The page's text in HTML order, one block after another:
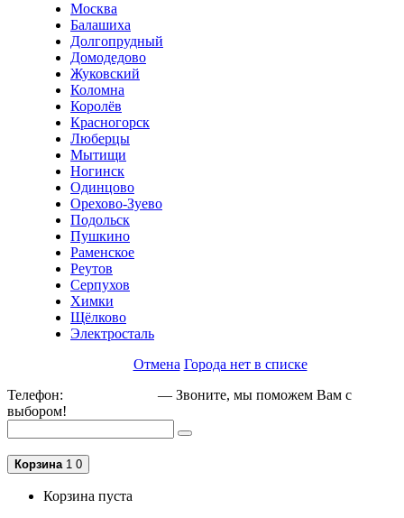
Москва
Балашиха
Долгопрудный
Домодедово
Жуковский
Коломна
Королёв
Красногорск
Люберцы
Мытищи
Ногинск
Одинцово
Орехово-Зуево
Подольск
Пушкино
Раменское
Реутов
Серпухов
Химки
Щёлково
Электросталь
Отмена Города нет в списке
Телефон:
— Звоните, мы поможем Вам с
выбором!
Корзина 1 0
Корзина пуста